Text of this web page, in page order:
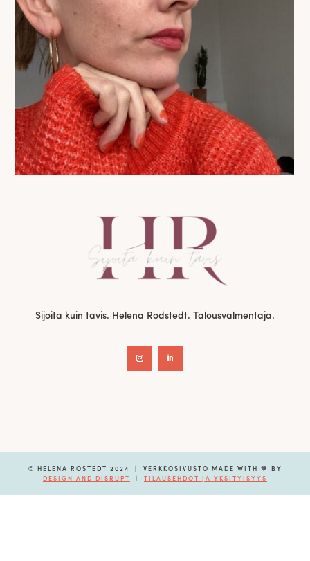
Sijoita kuin tavis. Helena Rodstedt. Talousvalmentaja.
© HELENA ROSTEDT 2024 | VERKKOSIVUSTO MADE WITH 🧡 BY
DESIGN AND DISRUPT
TILAUSEHDOT JA YKSITYISYYS